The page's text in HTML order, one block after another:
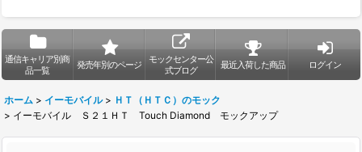
通信キャリア別商
品一覧
発売年別のページ
モックセンター公
式ブログ
最近入荷した商品 ログイン
ホーム > イーモバイル > ＨＴ（ＨＴＣ）のモック
> イーモバイル Ｓ２１ＨＴ Touch Diamond モックアップ